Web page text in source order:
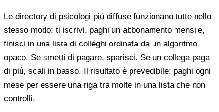
Le directory di psicologi più diffuse funzionano tutte nello
stesso modo: ti iscrivi, paghi un abbonamento mensile,
finisci in una lista di colleghi ordinata da un algoritmo
opaco. Se smetti di pagare, sparisci. Se un collega paga
di più, scali in basso. Il risultato è prevedibile: paghi ogni
mese per essere una riga tra molte in una lista che non
controlli.